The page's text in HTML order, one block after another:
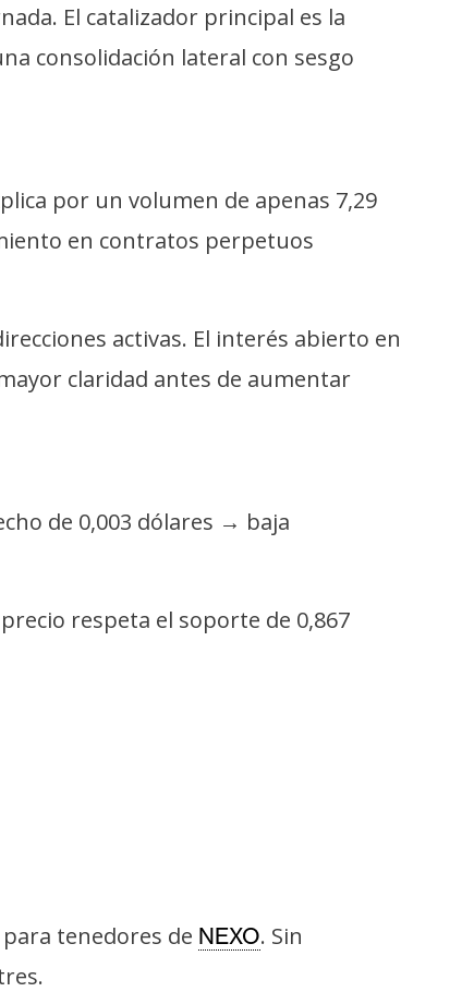
El catalizador principal es la
consolidación lateral con sesgo
por un volumen de apenas 7,29
en contratos perpetuos
activas. El interés abierto en
claridad antes de aumentar
de 0,003 dólares → baja
respeta el soporte de 0,867
tenedores de NEXO. Sin